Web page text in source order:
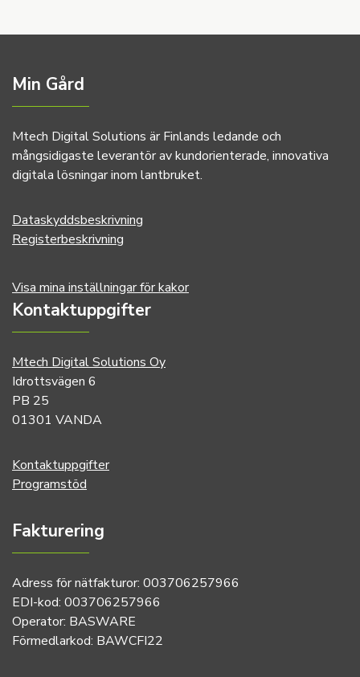
Min Gård
Mtech Digital Solutions är Finlands ledande och
mångsidigaste leverantör av kundorienterade, innovativa
digitala lösningar inom lantbruket.
Dataskyddsbeskrivning
Registerbeskrivning
Visa mina inställningar för kakor
Kontaktuppgifter
Mtech Digital Solutions Oy
Idrottsvägen 6
PB 25
01301 VANDA
Kontaktuppgifter
Programstöd
Fakturering
Adress för nätfakturor: 003706257966
EDI-kod: 003706257966
Operator: BASWARE
Förmedlarkod: BAWCFI22